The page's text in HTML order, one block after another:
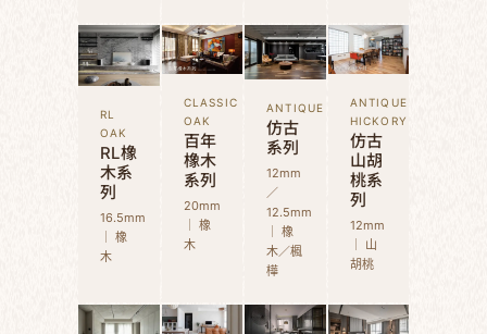
RL
OAK
RL橡
木系
列
16.5mm
｜ 橡
木
CLASSIC
OAK
百年
橡木
系列
20mm
｜ 橡
木
ANTIQUE
仿古
系列
12mm
／
12.5mm
｜ 橡
木／楓
樺
ANTIQUE
HICKORY
仿古
山胡
桃系
列
12mm
｜ 山
胡桃